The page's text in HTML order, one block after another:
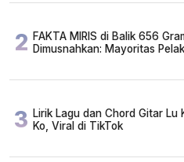
2 FAKTA MIRIS di Balik 656
Dimusnahkan: Mayoritas
3 Lirik Lagu dan Chord Gitar Lu
Ko, Viral di TikTok